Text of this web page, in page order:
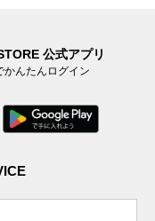
公式アプリ
かんたんログイン